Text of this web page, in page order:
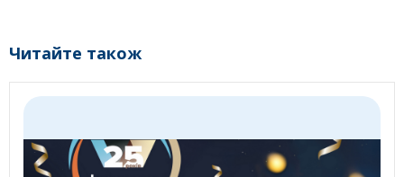
Читайте також